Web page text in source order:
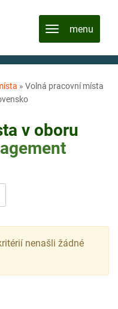
» Volná pracovní místa
v oboru
nenašli žádné